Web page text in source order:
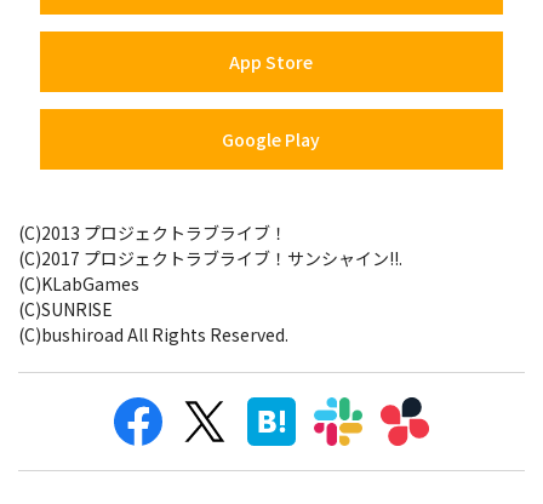
App Store
Google Play
(C)2013 プロジェクトラブライブ！
(C)2017 プロジェクトラブライブ！サンシャイン!!.
(C)KLabGames
(C)SUNRISE
(C)bushiroad All Rights Reserved.